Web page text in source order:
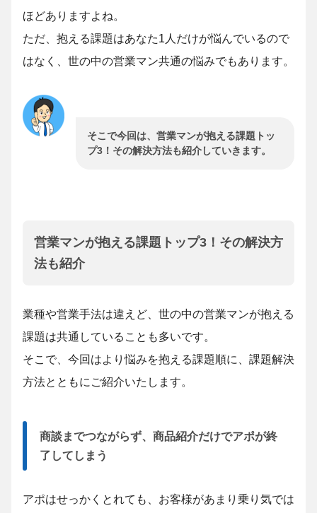
ほどありますよね。
ただ、抱える課題はあなた1人だけが悩んでいるので
はなく、世の中の営業マン共通の悩みでもあります。
そこで今回は、営業マンが抱える課題トッ
プ3！その解決方法も紹介していきます。
営業マンが抱える課題トップ3！その解決方
法も紹介
業種や営業手法は違えど、世の中の営業マンが抱える
課題は共通していることも多いです。
そこで、今回はより悩みを抱える課題順に、課題解決
方法とともにご紹介いたします。
商談までつながらず、商品紹介だけでアポが終
了してしまう
アポはせっかくとれても、お客様があまり乗り気では